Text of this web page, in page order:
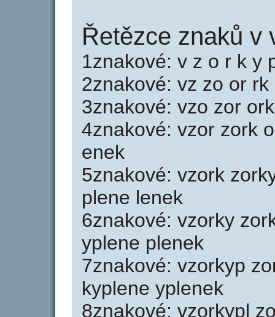
Řetězce znaků v
1znakové: v z o r k y
2znakové: vz zo or
3znakové: vzo zor
4znakové: vzor zork
enek
5znakové: vzork
plene lenek
6znakové: vzorky
yplene plenek
7znakové: vzorkyp
kyplene yplenek
8znakové: vzorkypl